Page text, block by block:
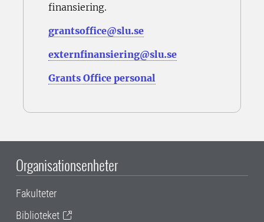
finansiering.
grantsoffice@slu.se
externfinansiering@slu.se
Grants Office personal
Organisationsenheter
Fakulteter
Biblioteket